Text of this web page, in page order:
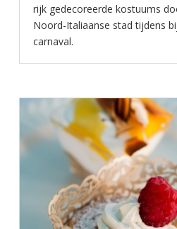
rijk gedecoreerde kostuums
Noord-Italiaanse stad tijdens
carnaval.